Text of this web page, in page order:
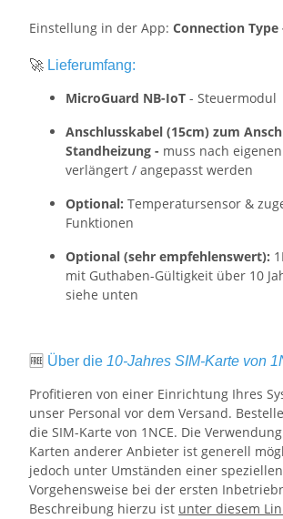
Einstellung in der App: Connection Type
🚀 Lieferumfang:
MicroGuard NB-IoT - Steuermodul
Anschlusskabel (15cm) zum
Standheizung - muss nach
verlängert / angepasst werden
Optional: Temperatursensor &
Funktionen
Optional (sehr empfehlenswert):
mit Guthaben-Gültigkeit über 10
siehe unten
🆓 Über die 10-Jahres SIM-Karte von
Profitieren von einer Einrichtung Ihres
unser Personal vor dem Versand.
die SIM-Karte von 1NCE. Die
Karten anderer Anbieter ist generell
jedoch unter Umständen einer speziellen
Vorgehensweise bei der ersten
Beschreibung hierzu ist unter diesem